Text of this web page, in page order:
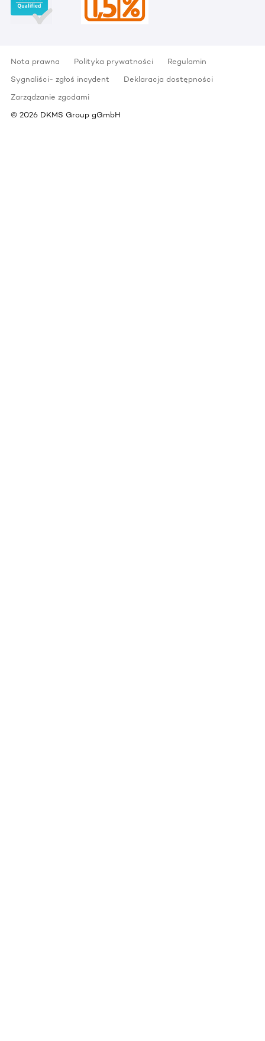
Nota prawna Polityka prywatności
Regulamin
Sygnaliści- zgłoś incydent
Deklaracja dostępności
Zarządzanie zgodami
© 2026 DKMS Group gGmbH